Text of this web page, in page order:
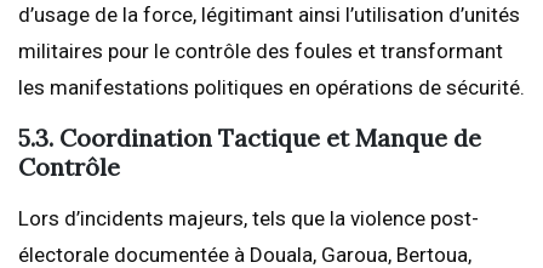
d’usage de la force, légitimant ainsi l’utilisation d’unités
militaires pour le contrôle des foules et transformant
les manifestations politiques en opérations de sécurité.
5.3. Coordination Tactique et Manque de
Contrôle
Lors d’incidents majeurs, tels que la violence post-
électorale documentée à Douala, Garoua, Bertoua,